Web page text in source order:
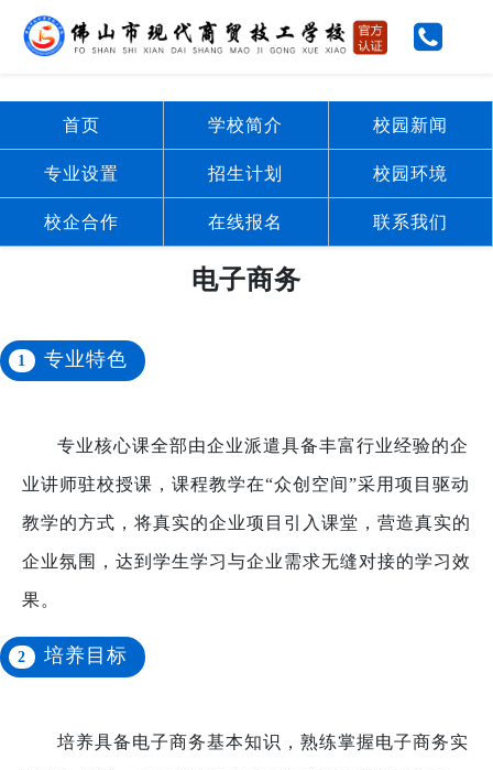
首页 学校简介 校园新闻
专业设置 招生计划 校园环境
校企合作 在线报名 联系我们
电子商务
1 专业特色
专业核心课全部由企业派遣具备丰富行业经验的企
业讲师驻校授课，课程教学在“众创空间”采用项目驱动
教学的方式，将真实的企业项目引入课堂，营造真实的
企业氛围，达到学生学习与企业需求无缝对接的学习效
果。
2 培养目标
培养具备电子商务基本知识，熟练掌握电子商务实